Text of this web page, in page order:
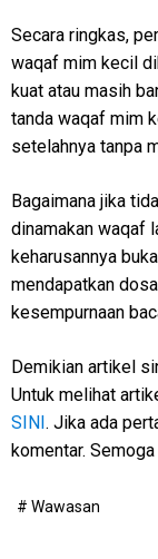
Secara ringkas,
waqaf mim kecil
kuat atau masih
tanda waqaf mim
setelahnya tanpa
Bagaimana jika
dinamakan waqaf
keharusannya
mendapatkan
kesempurnaan
Demikian artikel
Untuk melihat
SINI. Jika ada
komentar.
# Wawasan